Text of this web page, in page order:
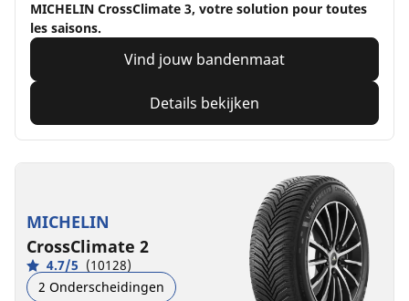
MICHELIN CrossClimate 3, votre solution pour toutes
les saisons.
Vind jouw bandenmaat
Details bekijken
MICHELIN
CrossClimate 2
4.7/5 (10128)
2 Onderscheidingen